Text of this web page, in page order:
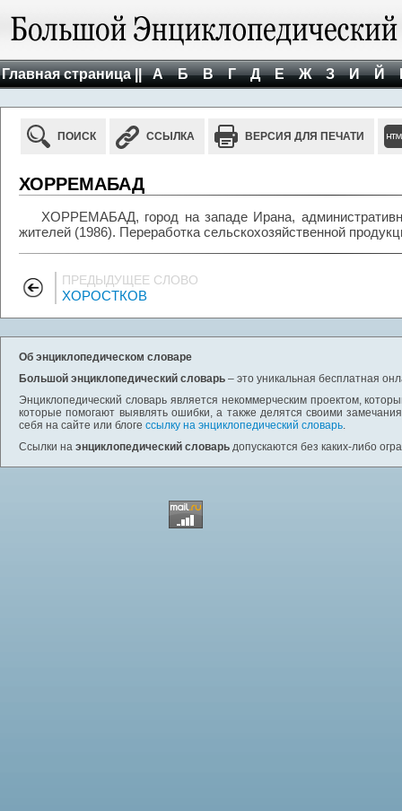
Главная страница || А Б В Г Д Е Ж З И Й
ПОИСК ССЫЛКА ВЕРСИЯ ДЛЯ ПЕЧАТИ
ХОРРЕМАБАД
ХОРРЕМАБАД, город на западе Ирана,
жителей (1986). Переработка сельскохозяйственной
ПРЕДЫДУЩЕЕ СЛОВО
ХОРОСТКОВ
Об энциклопедическом словаре
Большой энциклопедический словарь – это уникальная бесплатная
Энциклопедический словарь является некоммерческим проектом,
которые помогают выявлять ошибки, а также делятся своими
себя на сайте или блоге ссылку на энциклопедический словарь.
Ссылки на энциклопедический словарь допускаются без каких-либо